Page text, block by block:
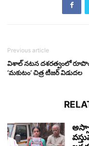
Previous article
విశాల్ నటన దశరత్వంలో
‘మకుటం’ చిత్ర టీజర్ విడుదల